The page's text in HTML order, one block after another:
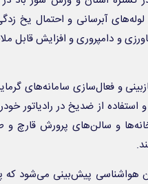
آبرسانی و احتمال یخ
و دامپروری و افزایش قابل
و فعال‌سازی سامانه‌های
از ضدیخ در رادیاتور
و سالن‌های پرورش قارچ
هواشناسی پیش‌بینی می‌شود که